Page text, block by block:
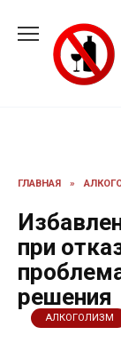
содержанию
ГЛАВНАЯ »
при
решения
АЛКОГОЛИЗМ